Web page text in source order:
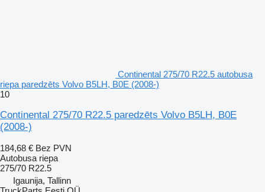
Continental 275/70 R22.5 autobusa
riepa paredzēts Volvo B5LH, B0E (2008-)
10
Continental 275/70 R22.5 paredzēts Volvo B5LH, B0E
(2008-)
184,68 € Bez PVN
Autobusa riepa
275/70 R22.5
Igaunija, Tallinn